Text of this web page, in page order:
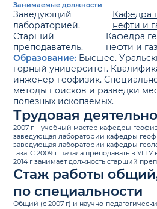
Занимаемые должности
Заведующий
лабораторией.
Кафедра
нефти и
Старший
преподаватель.
Кафедра
нефти и
Образование: Высшее.
горный университет.
инженер-геофизик.
методы поисков и разведки
полезных ископаемых.
Трудовая
2007 г – учебный мастер кафедры
заведующая лаборатории кафедры
заведующая лаборатории кафедры
газа. С 2009 г. начала преподавать в
2014 г занимает должность старший
Стаж работы
по специальности
Общий (c 2007 г) и научно-